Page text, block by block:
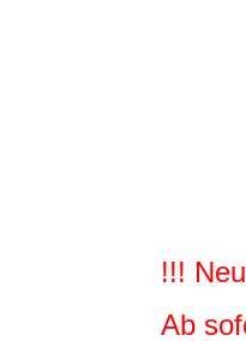
!!!
Ab